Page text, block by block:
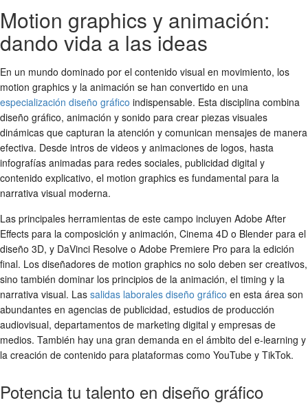
Motion graphics y animación:
dando vida a las ideas
En un mundo dominado por el contenido visual en movimiento, los
motion graphics y la animación se han convertido en una
especialización diseño gráfico indispensable. Esta disciplina combina
diseño gráfico, animación y sonido para crear piezas visuales
dinámicas que capturan la atención y comunican mensajes de manera
efectiva. Desde intros de videos y animaciones de logos, hasta
infografías animadas para redes sociales, publicidad digital y
contenido explicativo, el motion graphics es fundamental para la
narrativa visual moderna.
Las principales herramientas de este campo incluyen Adobe After
Effects para la composición y animación, Cinema 4D o Blender para el
diseño 3D, y DaVinci Resolve o Adobe Premiere Pro para la edición
final. Los diseñadores de motion graphics no solo deben ser creativos,
sino también dominar los principios de la animación, el timing y la
narrativa visual. Las salidas laborales diseño gráfico en esta área son
abundantes en agencias de publicidad, estudios de producción
audiovisual, departamentos de marketing digital y empresas de
medios. También hay una gran demanda en el ámbito del e-learning y
la creación de contenido para plataformas como YouTube y TikTok.
Potencia tu talento en diseño gráfico